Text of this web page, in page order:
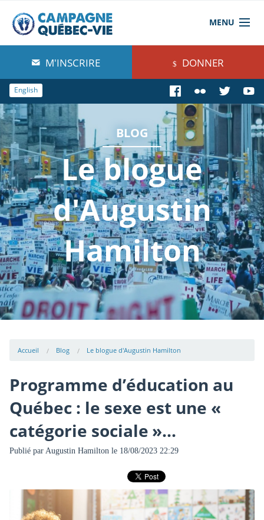
MENU
À propos de nous
Blog
Comprendre
Agir
Boutique
M'INSCRIRE DONNER
English
BLOG
Le blogue
d'Augustin
Hamilton
Accueil Blog Le blogue d'Augustin Hamilton
Programme d’éducation au
Québec : le sexe est une «
catégorie sociale »...
Publié par Augustin Hamiltonle 18/08/2023 22:29